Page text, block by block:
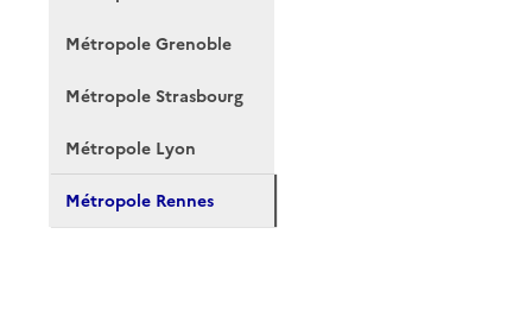
Métropole Grenoble
Métropole Strasbourg
Métropole Lyon
Métropole Rennes